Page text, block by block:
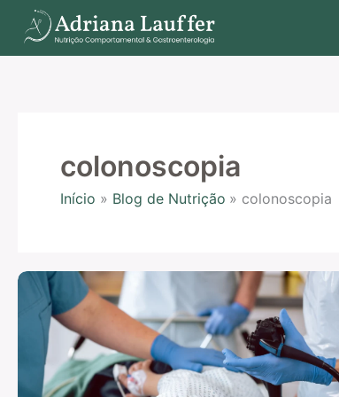
para
o
colonoscopia
Início Blog de Nutrição colonoscopia
Os
Efeitos
do
Preparo
da